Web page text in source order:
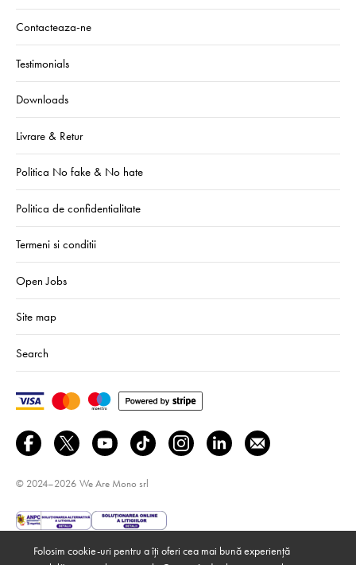
Contacteaza-ne
Testimonials
Downloads
Livrare & Retur
Politica No fake & No hate
Politica de confidentialitate
Termeni si conditii
Open Jobs
Site map
Search
© 2024–2026 We Are Mono srl
Folosim cookie-uri pentru a îți oferi cea mai bună experiență